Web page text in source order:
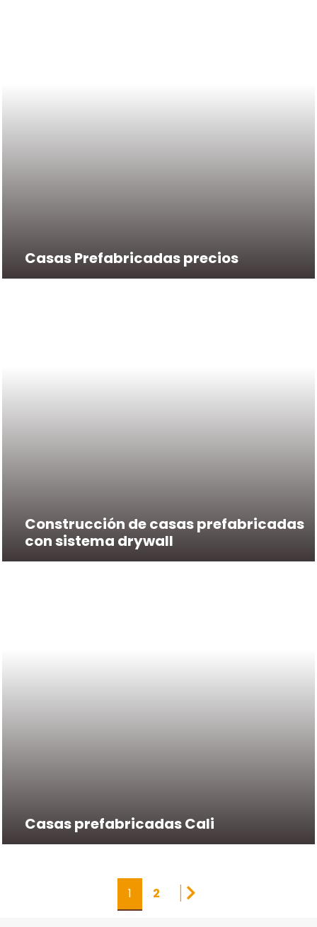
Casas Prefabricadas precios
Construcción de casas prefabricadas
con sistema drywall
Casas prefabricadas Cali
1 2 |